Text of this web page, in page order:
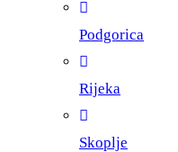
Podgorica
Rijeka
Skoplje